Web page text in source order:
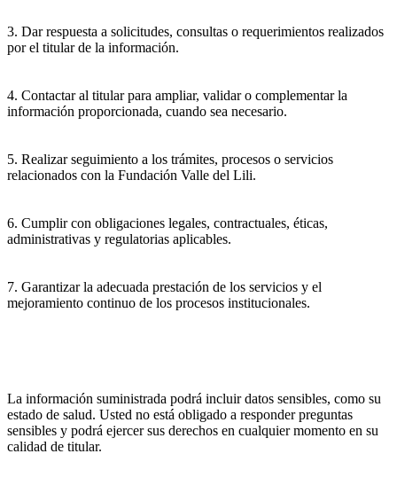
3. Dar respuesta a solicitudes, consultas o requerimientos realizados
por el titular de la información.
4. Contactar al titular para ampliar, validar o complementar la
información proporcionada, cuando sea necesario.
5. Realizar seguimiento a los trámites, procesos o servicios
relacionados con la Fundación Valle del Lili.
6. Cumplir con obligaciones legales, contractuales, éticas,
administrativas y regulatorias aplicables.
7. Garantizar la adecuada prestación de los servicios y el
mejoramiento continuo de los procesos institucionales.
La información suministrada podrá incluir datos sensibles, como su
estado de salud. Usted no está obligado a responder preguntas
sensibles y podrá ejercer sus derechos en cualquier momento en su
calidad de titular.